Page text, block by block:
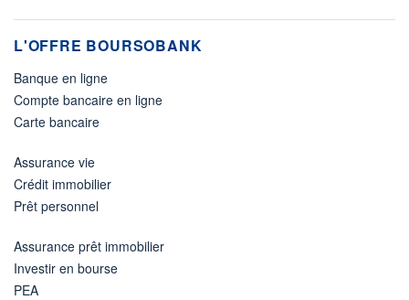
L'OFFRE BOURSOBANK
Banque en ligne
Compte bancaire en ligne
Carte bancaire
Assurance vie
Crédit immobilier
Prêt personnel
Assurance prêt immobilier
Investir en bourse
PEA